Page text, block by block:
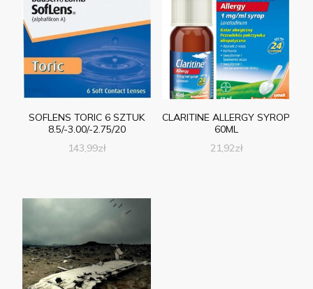
SOFLENS TORIC 6 SZTUK
8.5/-3.00/-2.75/20
143,99zł
CLARITINE ALLERGY SYROP
60ML
21,92zł